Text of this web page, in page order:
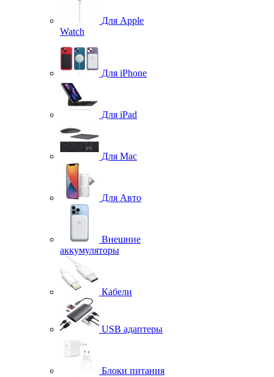
Для Apple
Watch
Для iPhone
Для iPad
Для Mac
Для Авто
Внешние
аккумуляторы
Кабели
USB адаптеры
Блоки питания